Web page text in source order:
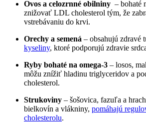
Ovos a celozrnné obilniny
– bohaté
znižovať LDL cholesterol tým, že
‍vstrebávaniu do krvi.
Orechy a ​semená – obsahujú zdravé‍
kyseliny, ktoré podporujú zdravie
Ryby ⁢bohaté na omega-3 – losos,
môžu znížiť hladinu triglyceridov ⁤a
cholesterol.
Strukoviny – šošovica, fazuľa a
bielkovín​ a vlákniny, pomáhajú
cholesterolu.